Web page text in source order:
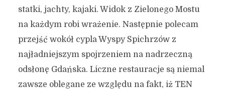
statki, jachty, kajaki. Widok z Zielonego Mostu
na każdym robi wrażenie. Następnie polecam
przejść wokół cypla Wyspy Spichrzów z
najładniejszym spojrzeniem na nadrzeczną
odsłonę Gdańska. Liczne restauracje są niemal
zawsze oblegane ze względu na fakt, iż TEN